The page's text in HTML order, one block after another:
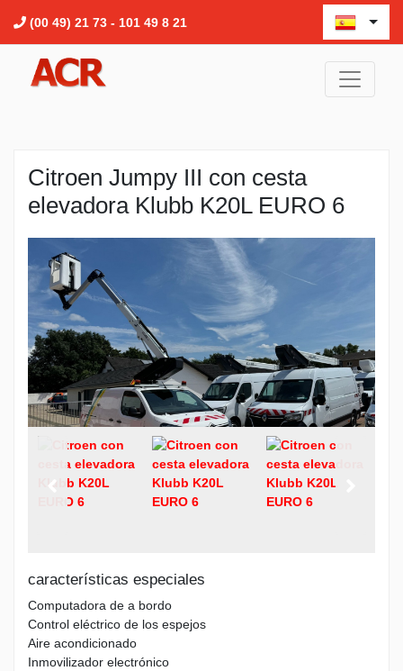
(00 49) 21 73 - 101 49 8 21
Citroen Jumpy III con cesta
elevadora Klubb K20L EURO 6
características especiales
Computadora de a bordo
Control eléctrico de los espejos
Aire acondicionado
Inmovilizador electrónico